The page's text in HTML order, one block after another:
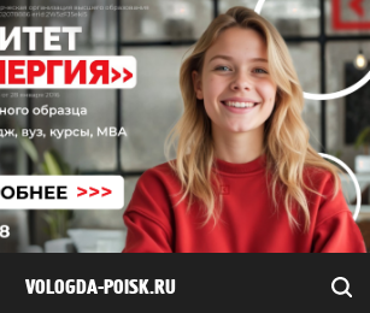
VOLOGDA-POISK.RU